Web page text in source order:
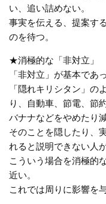
い、追い詰めない。
事実を伝える、提案す
のを待つ。
★消極的な「非対立」
「非対立」が基本であ
「隠れキリシタン」の
り、自動車、節電、節
バナナなどをやめたり
そのことを隠したり、
れると説明できない人
こういう場合を消極的
近い。
これでは周りに影響を